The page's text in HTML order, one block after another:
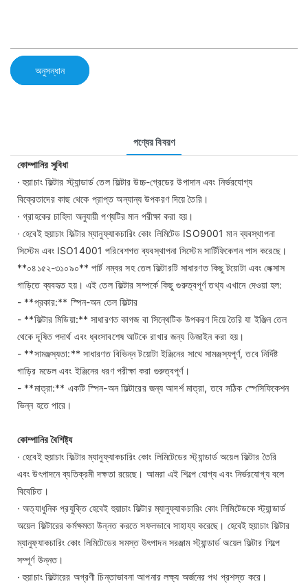
অনুসন্ধান
পণ্যের বিবরণ
কোম্পানির সুবিধা
· হুয়াচাং ফিল্টার স্ট্যান্ডার্ড তেল ফিল্টার উচ্চ-গ্রেডের উপাদান এবং নির্ভরযোগ্য
বিক্রেতাদের কাছ থেকে প্রাপ্ত অন্যান্য উপকরণ দিয়ে তৈরি।
· গ্রাহকের চাহিদা অনুযায়ী পণ্যটির মান পরীক্ষা করা হয়।
· হেবেই হুয়াচাং ফিল্টার ম্যানুফ্যাকচারিং কোং লিমিটেড ISO9001 মান ব্যবস্থাপনা
সিস্টেম এবং ISO14001 পরিবেশগত ব্যবস্থাপনা সিস্টেম সার্টিফিকেশন পাস করেছে।
**০৪১৫২-৩১০৯০** পার্ট নম্বর সহ তেল ফিল্টারটি সাধারণত কিছু টয়োটা এবং লেক্সাস
গাড়িতে ব্যবহৃত হয়। এই তেল ফিল্টার সম্পর্কে কিছু গুরুত্বপূর্ণ তথ্য এখানে দেওয়া হল:
- **প্রকার:** স্পিন-অন তেল ফিল্টার
- **ফিল্টার মিডিয়া:** সাধারণত কাগজ বা সিন্থেটিক উপকরণ দিয়ে তৈরি যা ইঞ্জিন তেল
থেকে দূষিত পদার্থ এবং ধ্বংসাবশেষ আটকে রাখার জন্য ডিজাইন করা হয়।
- **সামঞ্জস্যতা:** সাধারণত বিভিন্ন টয়োটা ইঞ্জিনের সাথে সামঞ্জস্যপূর্ণ, তবে নির্দিষ্ট
গাড়ির মডেল এবং ইঞ্জিনের ধরণ পরীক্ষা করা গুরুত্বপূর্ণ।
- **মাত্রা:** একটি স্পিন-অন ফিল্টারের জন্য আদর্শ মাত্রা, তবে সঠিক স্পেসিফিকেশন
ভিন্ন হতে পারে।
কোম্পানির বৈশিষ্ট্য
· হেবেই হুয়াচাং ফিল্টার ম্যানুফ্যাকচারিং কোং লিমিটেডের স্ট্যান্ডার্ড অয়েল ফিল্টার তৈরি
এবং উৎপাদনে ব্যতিক্রমী দক্ষতা রয়েছে। আমরা এই শিল্পে যোগ্য এবং নির্ভরযোগ্য বলে
বিবেচিত।
· অত্যাধুনিক প্রযুক্তি হেবেই হুয়াচাং ফিল্টার ম্যানুফ্যাকচারিং কোং লিমিটেডকে স্ট্যান্ডার্ড
অয়েল ফিল্টারের কর্মক্ষমতা উন্নত করতে সফলভাবে সাহায্য করেছে। হেবেই হুয়াচাং ফিল্টার
ম্যানুফ্যাকচারিং কোং লিমিটেডের সমস্ত উৎপাদন সরঞ্জাম স্ট্যান্ডার্ড অয়েল ফিল্টার শিল্পে
সম্পূর্ণ উন্নত।
· হুয়াচাং ফিল্টারের অগ্রণী চিন্তাভাবনা আপনার লক্ষ্য অর্জনের পথ প্রশস্ত করে।